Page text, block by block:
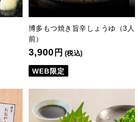
博多もつ焼き旨辛しょうゆ（3人
前）
3,900 円 (税込)
WEB限定